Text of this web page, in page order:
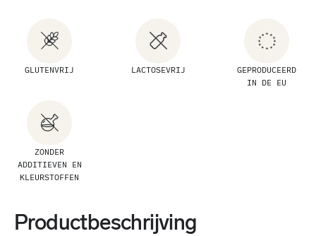
GLUTENVRIJ LACTOSEVRIJ
GEPRODUCEERD
IN DE EU
ZONDER
ADDITIEVEN EN
KLEURSTOFFEN
Productbeschrijving